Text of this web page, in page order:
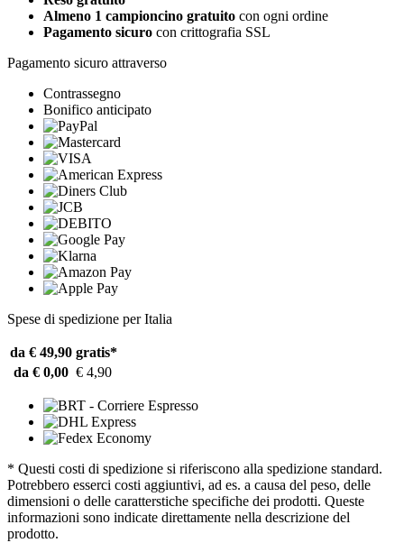
Almeno 1 campioncino gratuito con ogni ordine
Pagamento sicuro con crittografia SSL
Pagamento sicuro attraverso
Contrassegno
Bonifico anticipato
Spese di spedizione per Italia
da € 49,90 gratis*
da € 0,00 € 4,90
* Questi costi di spedizione si riferiscono alla spedizione standard.
Potrebbero esserci costi aggiuntivi, ad es. a causa del peso, delle
dimensioni o delle caratterstiche specifiche dei prodotti. Queste
informazioni sono indicate direttamente nella descrizione del
prodotto.